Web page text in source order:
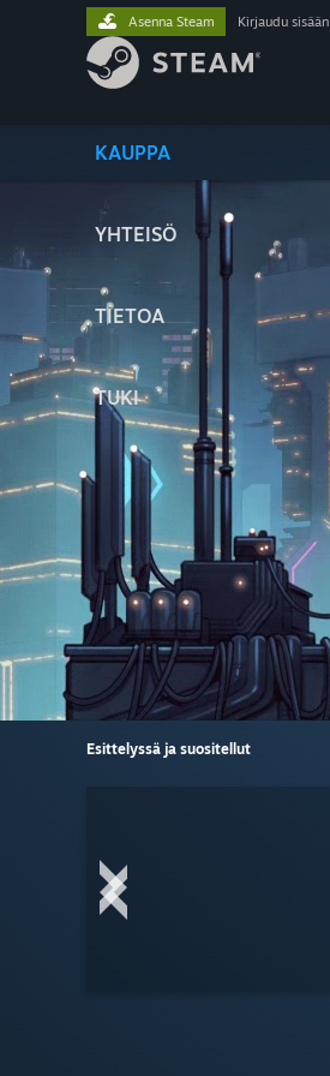
KAUPPA
YHTEISÖ
TIETOA
TUKI
Asenna Steam Kirjaudu sisään
Esittelyssä ja suositellut